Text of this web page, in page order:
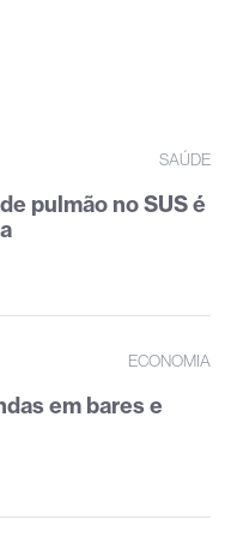
SAÚDE
pulmão no SUS é
ECONOMIA
em bares e